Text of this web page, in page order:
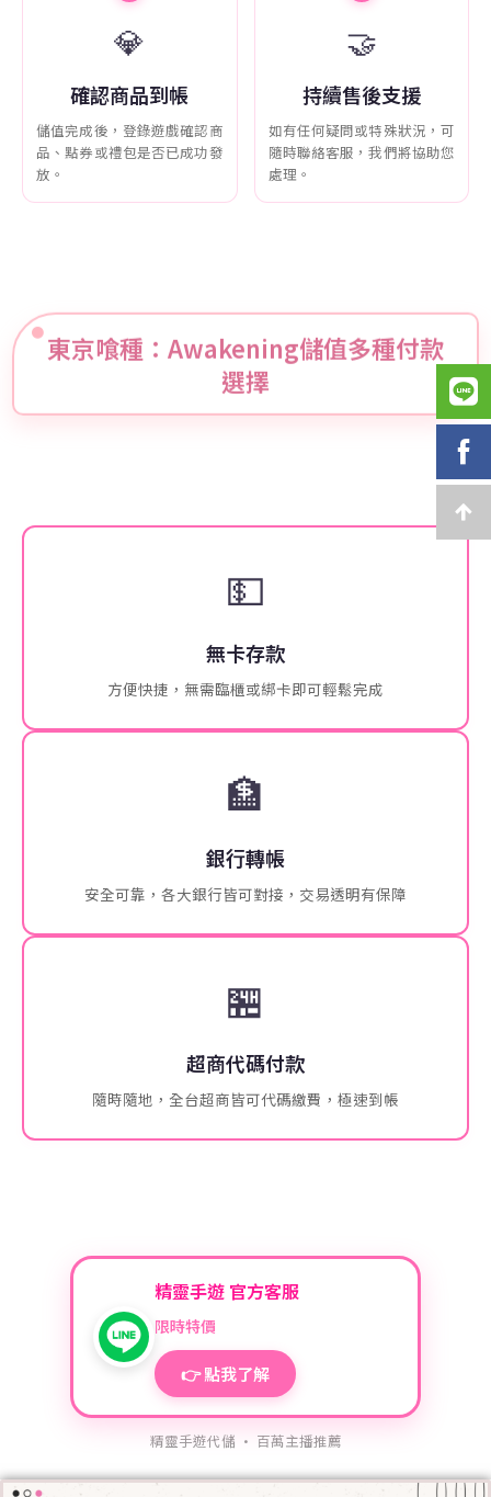
💎
確認商品到帳
儲值完成後，登錄遊戲確認商
品、點券或禮包是否已成功發
放。
🤝
持續售後支援
如有任何疑問或特殊狀況，可
隨時聯絡客服，我們將協助您
處理。
東京喰種：Awakening儲值多種付款
選擇
💵
無卡存款
方便快捷，無需臨櫃或綁卡即可輕鬆完成
🏦
銀行轉帳
安全可靠，各大銀行皆可對接，交易透明有保障
🏪
超商代碼付款
隨時隨地，全台超商皆可代碼繳費，極速到帳
精靈手遊 官方客服
限時特價
👉 點我了解
精靈手遊代儲 · 百萬主播推薦